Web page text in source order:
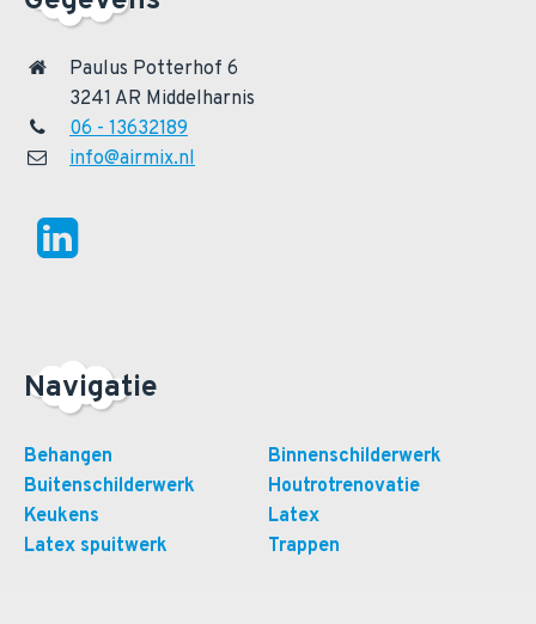
Paulus Potterhof 6
3241 AR Middelharnis
06 - 13632189
info@airmix.nl
Navigatie
Behangen
Binnenschilderwerk
Buitenschilderwerk
Houtrotrenovatie
Keukens
Latex
Latex spuitwerk
Trappen